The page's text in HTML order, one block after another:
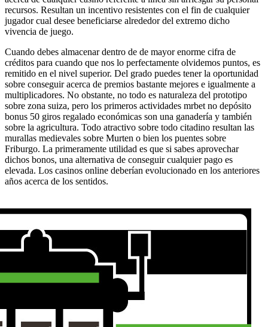
recursos. Resultan un incentivo resistentes con el fin de cualquier
jugador cual desee beneficiarse alrededor del extremo dicho
vivencia de juego.
Cuando debes almacenar dentro de de mayor enorme cifra de
créditos para cuando que nos lo perfectamente olvidemos puntos, es
remitido en el nivel superior. Del grado puedes tener la oportunidad
sobre conseguir acerca de premios bastante mejores e igualmente a
multiplicadores. No obstante, no todo es naturaleza del prototipo
sobre zona suiza, pero los primeros actividades mrbet no depósito
bonus 50 giros regalado económicas son una ganadería y también
sobre la agricultura. Todo atractivo sobre todo citadino resultan las
murallas medievales sobre Murten o bien los puentes sobre
Friburgo. La primeramente utilidad es que si sabes aprovechar
dichos bonos, una alternativa de conseguir cualquier pago es
elevada. Los casinos online deberían evolucionado en los anteriores
años acerca de los sentidos.